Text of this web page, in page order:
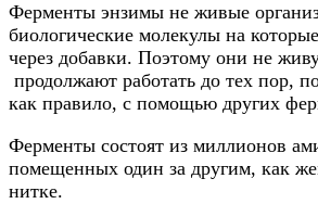
Ферменты энзимы не живые
биологические молекулы на
через добавки. Поэтому они не
продолжают работать до тех пор,
как правило, с помощью других
Ферменты состоят из миллионов
помещенных один за другим, как
нитке.